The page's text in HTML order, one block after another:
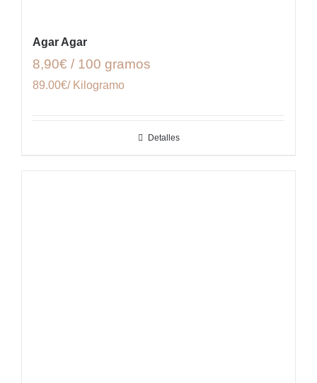
Agar Agar
8,90€ / 100 gramos
89.00€/ Kilogramo
Detalles